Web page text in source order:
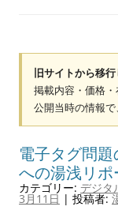
旧サイトから移行
掲載内容・価格
公開当時の情報で
電子タグ問
への湯浅リポ
カテゴリー: デジタ
3月11日 | 投稿者: